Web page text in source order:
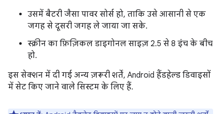
उसमें बैटरी जैसा पावर सोर्स हो, ताकि उसे आसानी से एक
जगह से दूसरी जगह ले जाया जा सके.
स्क्रीन का फ़िज़िकल डाइगोनल साइज़ 2.5 से 8 इंच के बीच
हो.
इस सेक्शन में दी गई अन्य ज़रूरी शर्तें, Android हैंडहेल्ड डिवाइसों
में सेट किए जाने वाले सिस्टम के लिए हैं.